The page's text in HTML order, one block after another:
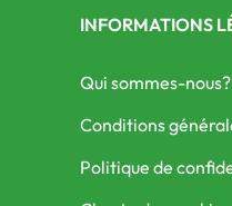
INFORMATIONS
Qui sommes-nous?
Conditions
Politique de